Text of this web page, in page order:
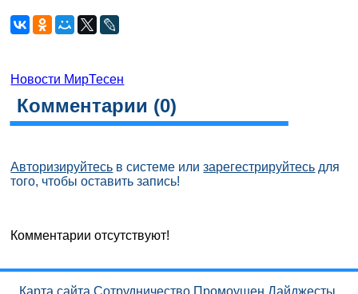
Новости МирТесен
Комментарии (0)
Авторизируйтесь в системе илизарегестрируйтесь для
того, чтобы оставить запись!
Комментарии отсутствуют!
Карта сайта Сотрудничество Промоушен Дайджесты